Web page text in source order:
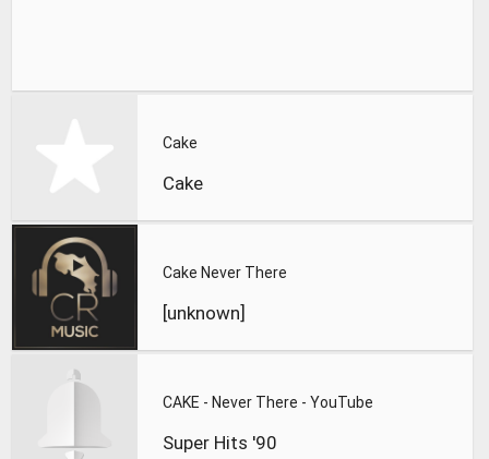
Cake
Cake
Cake Never There
[unknown]
CAKE - Never There - YouTube
Super Hits '90